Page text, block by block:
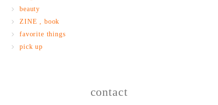
beauty
ZINE , book
favorite things
pick up
contact